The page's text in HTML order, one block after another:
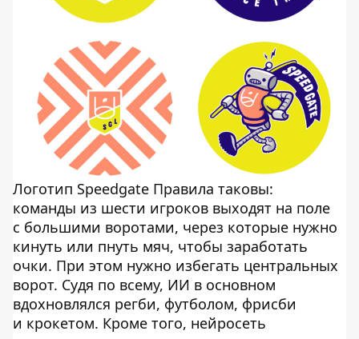
Логотип Speedgate Правила таковы:
команды из шести игроков выходят на поле
с большими воротами, через которые нужно
кинуть или пнуть мяч, чтобы заработать
очки. При этом нужно избегать центральных
ворот. Судя по всему, ИИ в основном
вдохновлялся регби, футболом, фрисби
и крокетом. Кроме того, нейросеть